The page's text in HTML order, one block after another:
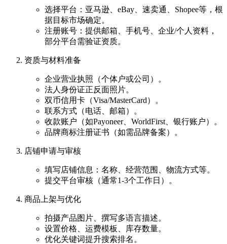
选择平台：亚马逊、eBay、速卖通、Shopee等，根
据目标市场确定。
注册账号：提供邮箱、手机号、企业/个人资料，
部分平台需验证资质。
资质与材料准备
企业营业执照（个体户或公司）。
法人身份证正反面照片。
双币信用卡（Visa/MasterCard）。
联系方式（电话、邮箱）。
收款账户（如Payoneer、WorldFirst、银行账户）。
品牌商标注册证书（如需品牌备案）。
店铺申请与审核
填写店铺信息：名称、经营范围、物流方式等。
提交平台审核（通常1-3个工作日）。
商品上架与优化
拍摄产品图片、撰写多语言描述。
设置价格、运费模板、库存数量。
优化关键词提升搜索排名。